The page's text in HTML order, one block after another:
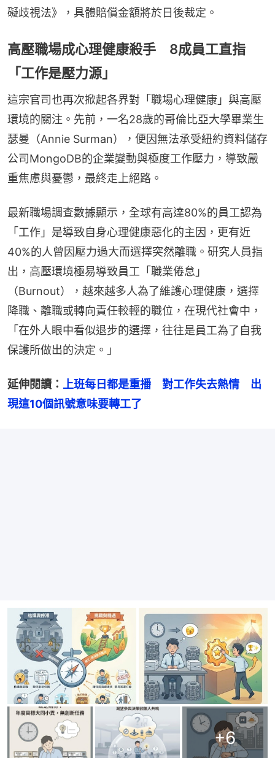
礙歧視法》，具體賠償金額將於日後裁定。
高壓職場成心理健康殺手 8成員工直指
「工作是壓力源」
這宗官司也再次掀起各界對「職場心理健康」與高壓
環境的關注。先前，一名28歲的哥倫比亞大學畢業生
瑟曼（Annie Surman），便因無法承受紐約資料儲存
公司MongoDB的企業變動與極度工作壓力，導致嚴
重焦慮與憂鬱，最終走上絕路。
最新職場調查數據顯示，全球有高達80%的員工認為
「工作」是導致自身心理健康惡化的主因，更有近
40%的人曾因壓力過大而選擇突然離職。研究人員指
出，高壓環境極易導致員工「職業倦怠」
（Burnout），越來越多人為了維護心理健康，選擇
降職、離職或轉向責任較輕的職位，在現代社會中，
「在外人眼中看似退步的選擇，往往是員工為了自我
保護所做出的決定。」
延伸閱讀：
上班每日都是重播　對工作失去熱情　出
現這10個訊號意味要轉工了
+6